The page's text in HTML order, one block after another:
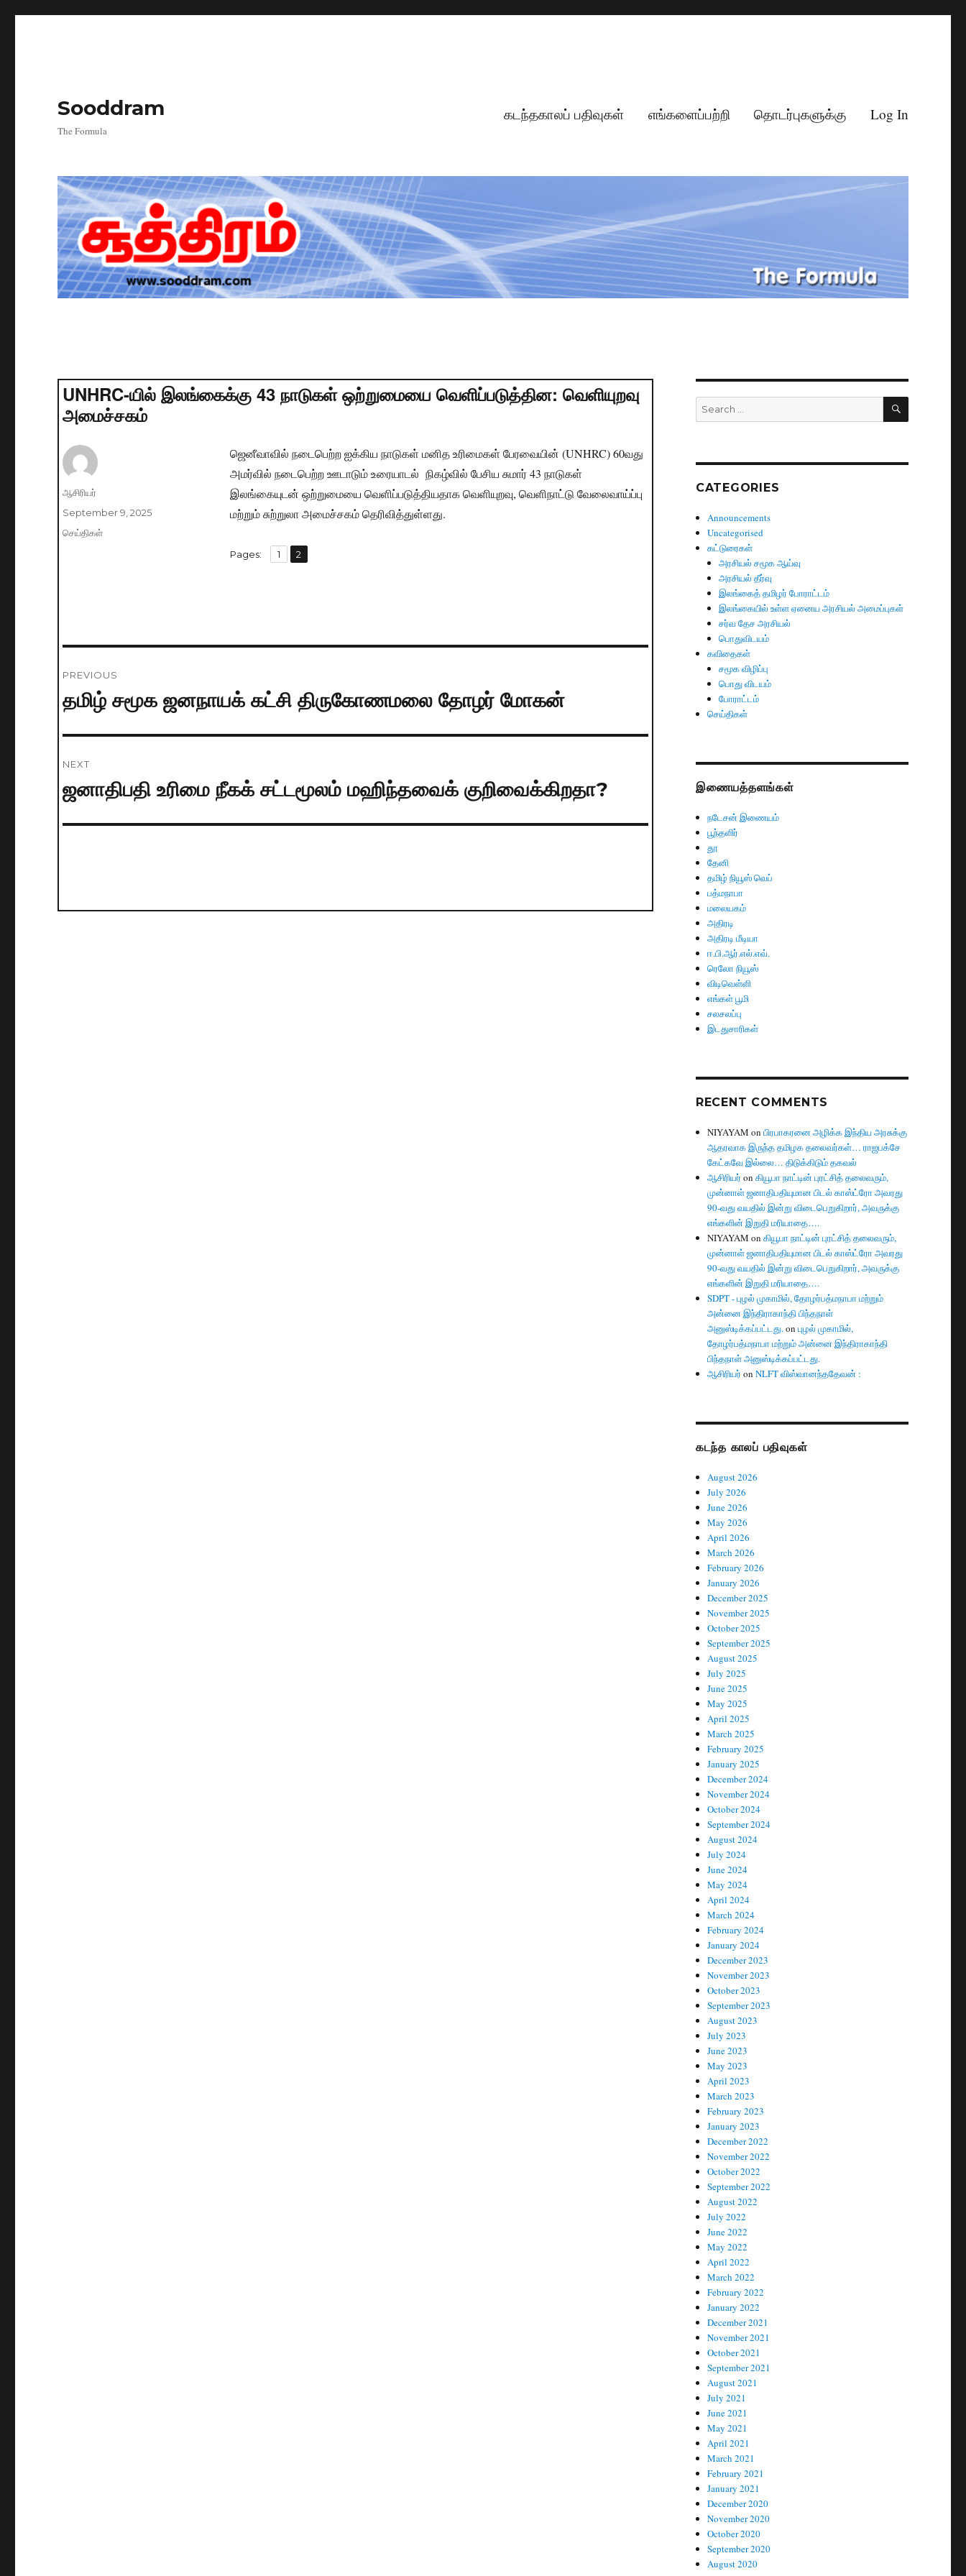
Sooddram
The Formula
கடந்தகாலப் பதிவுகள் எங்களைப்பற்றி தொடர்புகளுக்கு Log In
UNHRC-யில் இலங்கைக்கு 43 நாடுகள் ஒற்றுமையை வெளிப்படுத்தின: வெளியுறவு
அமைச்சகம்
ஜெனீவாவில் நடைபெற்ற ஐக்கிய நாடுகள் மனித உரிமைகள் பேரவையின் (UNHRC) 60வது
அமர்வில் நடைபெற்ற ஊடாடும் உரையாடல் நிகழ்வில் பேசிய சுமார் 43 நாடுகள்
இலங்கையுடன் ஒற்றுமையை வெளிப்படுத்தியதாக வெளியுறவு, வெளிநாட்டு வேலைவாய்ப்பு
மற்றும் சுற்றுலா அமைச்சகம் தெரிவித்துள்ளது.
Pages: Page
1 ,
Page
2
Author
ஆசிரியர்
Posted
on
September 9, 2025
Categories
செய்திகள்
navigation
PREVIOUS
Previous
தமிழ் சமூக ஜனநாயக் கட்சி திருகோணமலை தோழர் மோகன்
NEXT
Next
post:
ஜனாதிபதி உரிமை நீகக் சட்டமூலம் மஹிந்தவைக் குறிவைக்கிறதா?
Search
for:
SEARCH
CATEGORIES
Announcements
Uncategorised
கட்டுரைகள்
அரசியல் சமூக ஆய்வு
அரசியல் தீர்வு
இலங்கைத் தமிழர் போராட்டம்
இலங்கையில் உள்ள ஏனைய அரசியல் அமைப்புகள்
சர்வ தேச அரசியல்
பொதுவிடயம்
கவிதைகள்
சமூக விழிப்பு
பொது விடயம்
போராட்டம்
செய்திகள்
இணையத்தளங்கள்
நடேசன் இணையம்
பூந்தளிர்
தூ
தேனி
தமிழ் நியூஸ் வெப்
பத்மநாபா
மலையகம்
அதிரடி
அதிரடி மீடியா
ஈ.பி.ஆர்.எல்.எவ்.
ரெலோ நியூஸ்
விடிவெள்ளி
எங்கள் பூமி
சலசலப்பு
இடதுசாரிகள்
RECENT COMMENTS
NIYAYAM onபிரபாகரனை அழிக்க இந்திய அரசுக்கு
ஆதரவாக இருந்த தமிழக தலைவர்கள்… ராஜபக்சே
கேட்கவே இல்லை… திடுக்கிடும் தகவல்
ஆசிரியர் onகியூபா நாட்டின் புரட்சித் தலைவரும்,
முன்னாள் ஜனாதிபதியுமான பிடல் காஸ்ட்ரோ அவரது
90-வது வயதில் இன்று விடைபெறுகிறார், அவருக்கு
எங்களின் இறுதி மரியாதை….
NIYAYAM onகியூபா நாட்டின் புரட்சித் தலைவரும்,
முன்னாள் ஜனாதிபதியுமான பிடல் காஸ்ட்ரோ அவரது
90-வது வயதில் இன்று விடைபெறுகிறார், அவருக்கு
எங்களின் இறுதி மரியாதை….
SDPT - புழல் முகாமில், தோழர்பத்மநாபா மற்றும்
அன்னை இந்திராகாந்தி பிந்தநாள்
அனுஸ்டிக்கப்பட்டது.onபுழல் முகாமில்,
தோழர்பத்மநாபா மற்றும் அன்னை இந்திராகாந்தி
பிந்தநாள் அனுஸ்டிக்கப்பட்டது.
ஆசிரியர் onNLFT விஸ்வானந்ததேவன் :
கடந்த காலப் பதிவுகள்
August 2026
July 2026
June 2026
May 2026
April 2026
March 2026
February 2026
January 2026
December 2025
November 2025
October 2025
September 2025
August 2025
July 2025
June 2025
May 2025
April 2025
March 2025
February 2025
January 2025
December 2024
November 2024
October 2024
September 2024
August 2024
July 2024
June 2024
May 2024
April 2024
March 2024
February 2024
January 2024
December 2023
November 2023
October 2023
September 2023
August 2023
July 2023
June 2023
May 2023
April 2023
March 2023
February 2023
January 2023
December 2022
November 2022
October 2022
September 2022
August 2022
July 2022
June 2022
May 2022
April 2022
March 2022
February 2022
January 2022
December 2021
November 2021
October 2021
September 2021
August 2021
July 2021
June 2021
May 2021
April 2021
March 2021
February 2021
January 2021
December 2020
November 2020
October 2020
September 2020
August 2020